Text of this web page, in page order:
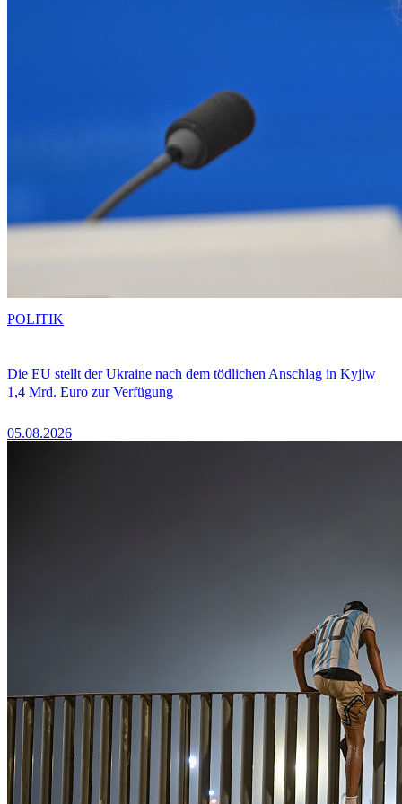
Die EU stellt der Ukraine nach dem tödlichen Anschlag in Kyjiw
1,4 Mrd. Euro zur Verfügung
05.08.2026
POLITIK